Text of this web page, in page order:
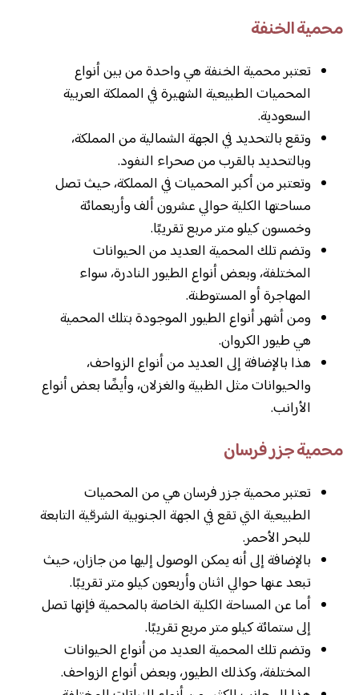
محمية الخنفة
تعتبر محمية الخنفة هي واحدة من بين أنواع
المحميات الطبيعية الشهيرة في المملكة العربية
السعودية.
وتقع بالتحديد في الجهة الشمالية من المملكة،
وبالتحديد بالقرب من صحراء النفود.
وتعتبر من أكبر المحميات في المملكة، حيث تصل
مساحتها الكلية حوالي عشرون ألف وأربعمائة
وخمسون كيلو متر مربع تقريبًا.
وتضم تلك المحمية العديد من الحيوانات
المختلفة، وبعض أنواع الطيور النادرة، سواء
المهاجرة أو المستوطنة.
ومن أشهر أنواع الطيور الموجودة بتلك المحمية
هي طيور الكروان.
هذا بالإضافة إلى العديد من أنواع الزواحف،
والحيوانات مثل الظبية والغزلان، وأيضًا بعض أنواع
الأرانب.
محمية جزر فرسان
تعتبر محمية جزر فرسان هي من المحميات
الطبيعية التي تقع في الجهة الجنوبية الشرقية التابعة
للبحر الأحمر.
بالإضافة إلى أنه يمكن الوصول إليها من جازان، حيث
تبعد عنها حوالي اثنان وأربعون كيلو متر تقريبًا.
أما عن المساحة الكلية الخاصة بالمحمية فإنها تصل
إلى ستمائة كيلو متر مربع تقريبًا.
وتضم تلك المحمية العديد من أنواع الحيوانات
المختلفة، وكذلك الطيور، وبعض أنواع الزواحف.